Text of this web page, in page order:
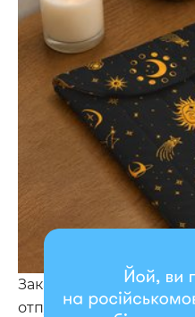
Заказывайте этот
отпугивает рабочие